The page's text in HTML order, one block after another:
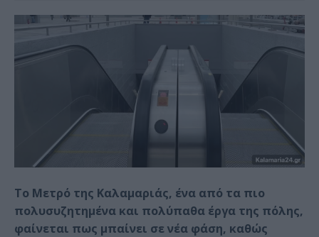
Το Μετρό της Καλαμαριάς, ένα από τα πιο
πολυσυζητημένα και πολύπαθα έργα της πόλης,
φαίνεται πως μπαίνει σε νέα φάση, καθώς